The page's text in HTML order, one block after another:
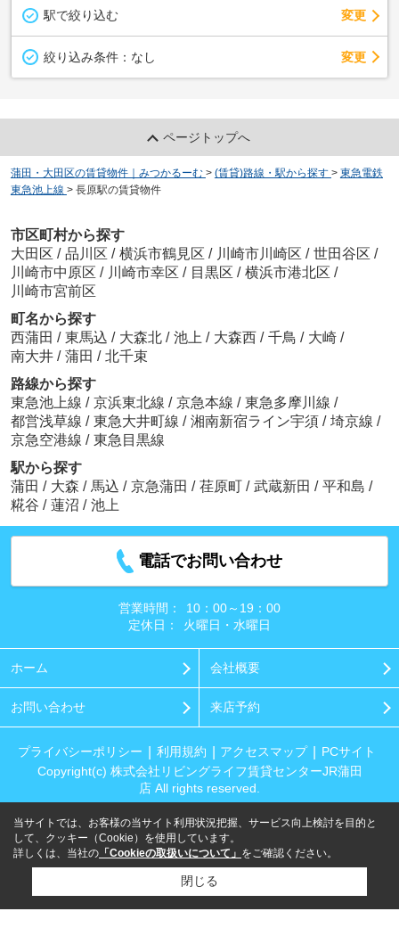
駅で絞り込む 変更
絞り込み条件： なし 変更
ページトップへ
蒲田・大田区の賃貸物件｜みつかるーむ > (賃貸)路線・駅から探す > 東急電鉄
東急池上線 > 長原駅の賃貸物件
市区町村から探す
大田区 / 品川区 / 横浜市鶴見区 / 川崎市川崎区 / 世田谷区 /
川崎市中原区 / 川崎市幸区 / 目黒区 / 横浜市港北区 /
川崎市宮前区
町名から探す
西蒲田 / 東馬込 / 大森北 / 池上 / 大森西 / 千鳥 / 大崎 /
南大井 / 蒲田 / 北千束
路線から探す
東急池上線 / 京浜東北線 / 京急本線 / 東急多摩川線 /
都営浅草線 / 東急大井町線 / 湘南新宿ライン宇須 / 埼京線 /
京急空港線 / 東急目黒線
駅から探す
蒲田 / 大森 / 馬込 / 京急蒲田 / 荏原町 / 武蔵新田 / 平和島 /
糀谷 / 蓮沼 / 池上
電話でお問い合わせ
営業時間：
10：00～19：00
定休日：
火曜日・水曜日
ホーム 会社概要
お問い合わせ 来店予約
プライバシーポリシー 利用規約 アクセスマップ
PCサイト
Copyright(c) 株式会社リビングライフ賃貸センターJR蒲田
店 All rights reserved.
当サイトでは、お客様の当サイト利用状況把握、サービス向上検討を目的と
して、クッキー（Cookie）を使用しています。
詳しくは、当社の 「Cookieの取扱いについて」 をご確認ください。
閉じる